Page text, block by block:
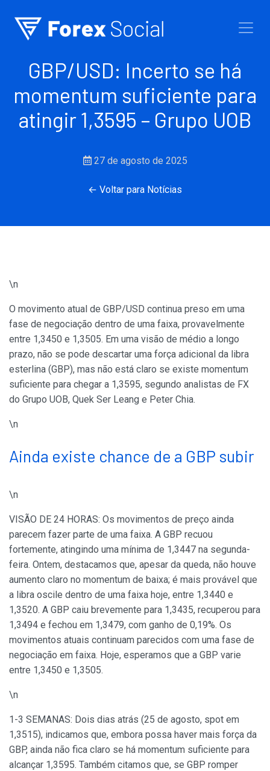
GBP/USD: Incerto se há
momentum suficiente para
atingir 1,3595 – Grupo UOB
27 de agosto de 2025
← Voltar para Notícias
\n
O movimento atual de GBP/USD continua preso em uma
fase de negociação dentro de uma faixa, provavelmente
entre 1,3450 e 1,3505. Em uma visão de médio a longo
prazo, não se pode descartar uma força adicional da libra
esterlina (GBP), mas não está claro se existe momentum
suficiente para chegar a 1,3595, segundo analistas de FX
do Grupo UOB, Quek Ser Leang e Peter Chia.
\n
Ainda existe chance de a GBP subir
\n
VISÃO DE 24 HORAS: Os movimentos de preço ainda
parecem fazer parte de uma faixa. A GBP recuou
fortemente, atingindo uma mínima de 1,3447 na segunda-
feira. Ontem, destacamos que, apesar da queda, não houve
aumento claro no momentum de baixa; é mais provável que
a libra oscile dentro de uma faixa hoje, entre 1,3440 e
1,3520. A GBP caiu brevemente para 1,3435, recuperou para
1,3494 e fechou em 1,3479, com ganho de 0,19%. Os
movimentos atuais continuam parecidos com uma fase de
negociação em faixa. Hoje, esperamos que a GBP varie
entre 1,3450 e 1,3505.
\n
1-3 SEMANAS: Dois dias atrás (25 de agosto, spot em
1,3515), indicamos que, embora possa haver mais força da
GBP, ainda não fica claro se há momentum suficiente para
alcançar 1,3595. Também citamos que, se GBP romper